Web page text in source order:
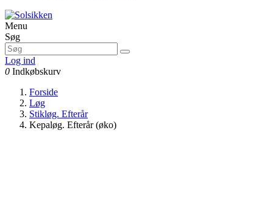
Menu
Søg
Log ind
0 Indkøbskurv
Forside
Løg
Stikløg. Efterår
Kepaløg. Efterår (øko)